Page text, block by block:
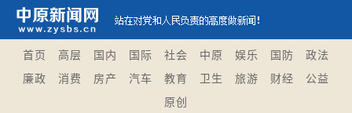
首页 高层 国内 国际 社会 中原 娱乐 国防
政法
廉政
消费 房产 汽车 教育 卫生 旅游 财经
公益
原创